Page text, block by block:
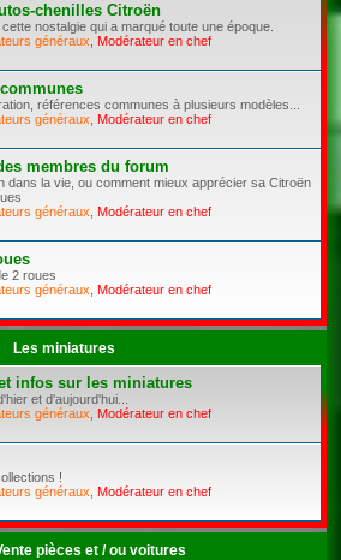
chenilles Citroën
nostalgie qui a marqué toute une époque.
généraux
Modérateur en chef
références communes à plusieurs modèles...
généraux
Modérateur en chef
membres du forum
dans la vie, ou comment mieux apprécier sa Citroën
généraux
Modérateur en chef
2 roues
généraux Modérateur en chef
Les miniatures
infos sur les miniatures
et d'aujourd'hui...
généraux
Modérateur en chef
!
généraux
Modérateur en chef
pièces et / ou voitures